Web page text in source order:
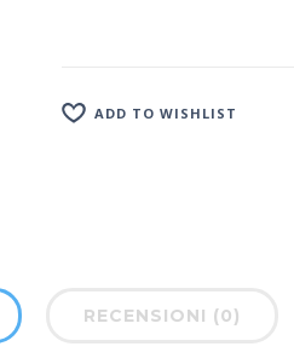
ADD TO WISHLIST
RECENSIONI (0)